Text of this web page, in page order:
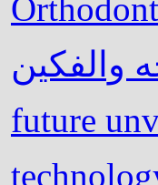
والفكين
future